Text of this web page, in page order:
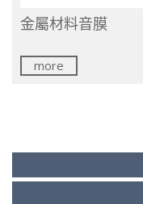
金屬材料音膜
more